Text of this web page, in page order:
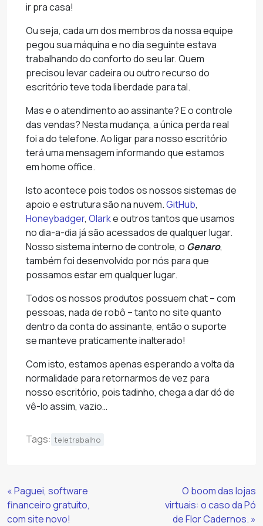
ir pra casa!
Ou seja, cada um dos membros da nossa equipe
pegou sua máquina e no dia seguinte estava
trabalhando do conforto do seu lar. Quem
precisou levar cadeira ou outro recurso do
escritório teve toda liberdade para tal.
Mas e o atendimento ao assinante? E o controle
das vendas? Nesta mudança, a única perda real
foi a do telefone. Ao ligar para nosso escritório
terá uma mensagem informando que estamos
em home office.
Isto acontece pois todos os nossos sistemas de
apoio e estrutura são na nuvem.GitHub,
Honeybadger, Olarke outros tantos que usamos
no dia-a-dia já são acessados de qualquer lugar.
Nosso sistema interno de controle, o Genaro,
também foi desenvolvido por nós para que
possamos estar em qualquer lugar.
Todos os nossos produtos possuem chat – com
pessoas, nada de robô – tanto no site quanto
dentro da conta do assinante, então o suporte
se manteve praticamente inalterado!
Com isto, estamos apenas esperando a volta da
normalidade para retornarmos de vez para
nosso escritório, pois tadinho, chega a dar dó de
vê-lo assim, vazio…
Tags: teletrabalho
Continue
Lendo
« Paguei, software
financeiro gratuito,
com site novo!
O boom das lojas
virtuais: o caso da Pó
de Flor Cadernos. »